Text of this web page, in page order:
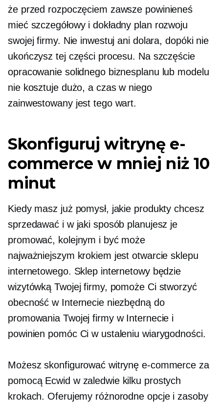
że przed rozpoczęciem zawsze powinieneś
mieć szczegółowy i dokładny plan rozwoju
swojej firmy. Nie inwestuj ani dolara, dopóki nie
ukończysz tej części procesu. Na szczęście
opracowanie solidnego biznesplanu lub modelu
nie kosztuje dużo, a czas w niego
zainwestowany jest tego wart.
Skonfiguruj witrynę e-
commerce w mniej niż 10
minut
Kiedy masz już pomysł, jakie produkty chcesz
sprzedawać i w jaki sposób planujesz je
promować, kolejnym i być może
najważniejszym krokiem jest otwarcie sklepu
internetowego. Sklep internetowy będzie
wizytówką Twojej firmy, pomoże Ci stworzyć
obecność w Internecie niezbędną do
promowania Twojej firmy w Internecie i
powinien pomóc Ci w ustaleniu wiarygodności.
Możesz skonfigurować witrynę e-commerce za
pomocą Ecwid w zaledwie kilku prostych
krokach. Oferujemy różnorodne opcje i zasoby